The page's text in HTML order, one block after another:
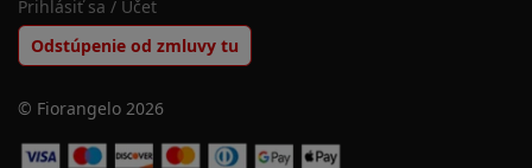
Prihlásiť sa / Účet
Odstúpenie od zmluvy tu
© Fiorangelo 2026